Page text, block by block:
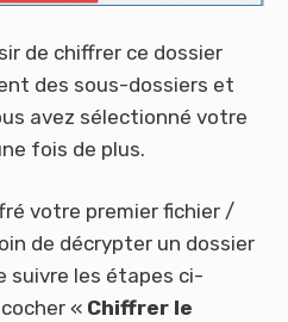
de chiffrer ce dossier
des sous-dossiers et
avez sélectionné votre
fois de plus.
votre premier fichier /
de décrypter un dossier
suivre les étapes ci-
« Chiffrer le